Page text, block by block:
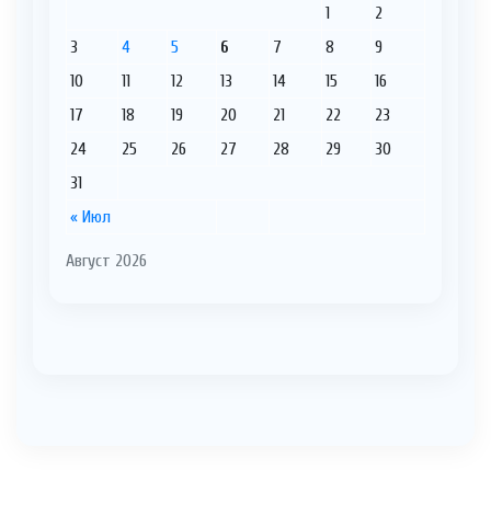
Август 2026
« Июл
1
2
3
4 5 6 7 8
9
10
11 12 13 14 15
16
17
18 19 20 21 22
23
24
25 26 27 28 29
30
31